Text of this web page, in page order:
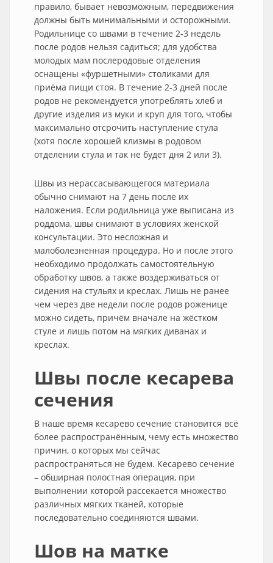
правило, бывает невозможным, передвижения
должны быть минимальными и осторожными.
Родильнице со швами в течение 2-3 недель
после родов нельзя садиться; для удобства
молодых мам послеродовые отделения
оснащены «фуршетными» столиками для
приёма пищи стоя. В течение 2-3 дней после
родов не рекомендуется употреблять хлеб и
другие изделия из муки и круп для того, чтобы
максимально отсрочить наступление стула
(хотя после хорошей клизмы в родовом
отделении стула и так не будет дня 2 или 3).
Швы из нерассасывающегося материала
обычно снимают на 7 день после их
наложения. Если родильница уже выписана из
роддома, швы снимают в условиях женской
консультации. Это несложная и
малоболезненная процедура. Но и после этого
необходимо продолжать самостоятельную
обработку швов, а также воздерживаться от
сидения на стульях и креслах. Лишь не ранее
чем через две недели после родов роженице
можно сидеть, причём вначале на жёстком
стуле и лишь потом на мягких диванах и
креслах.
Швы после кесарева
сечения
В наше время кесарево сечение становится всё
более распространённым, чему есть множество
причин, о которых мы сейчас
распространяться не будем. Кесарево сечение
– обширная полостная операция, при
выполнении которой рассекается множество
различных мягких тканей, которые
последовательно соединяются швами.
Шов на матке